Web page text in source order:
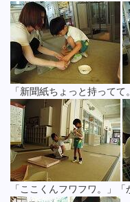
「新聞紙ちょっと持って
「ここくんフワフワ。」「